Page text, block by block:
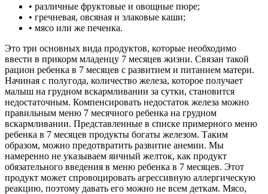
• различные фруктовые и овощные пюре;
• гречневая, овсяная и злаковые каши;
• мясо или же печенка.
Это три основных вида продуктов, которые необходимо
ввести в прикорм младенцу 7 месяцев жизни. Связан такой
рацион ребенка в 7 месяцев с развитием и питанием матери.
Начиная с полугода, количество железа, которое получает
малыш на грудном вскармливании за сутки, становится
недостаточным. Компенсировать недостаток железа можно
правильным меню 7 месячного ребенка на грудном
вскармливании. Представленные в списке примерного меню
ребенка в 7 месяцев продукты богаты железом. Таким
образом, можно предотвратить развитие анемии. Мы
намеренно не указываем яичный желток, как продукт
обязательного введения в меню ребенка в 7 месяцев. Этот
продукт может спровоцировать агрессивную аллергическую
реакцию, поэтому давать его можно не всем деткам. Мясо,